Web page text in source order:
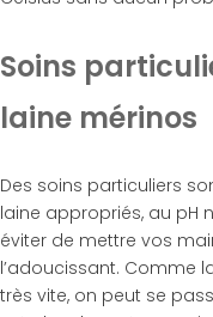
Soins
laine mérinos
Des soins particuliers
laine appropriés, au pH
éviter de mettre vos
l’adoucissant. Comme
très vite, on peut se